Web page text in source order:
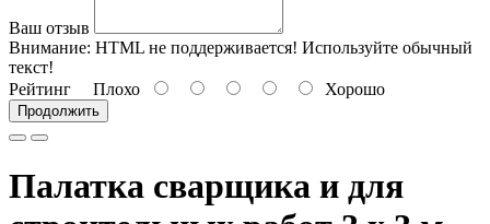
Ваш отзыв
Внимание: HTML не поддерживается! Используйте обычный
текст!
Рейтинг Плохо Хорошо
Продолжить
Палатка сварщика и для